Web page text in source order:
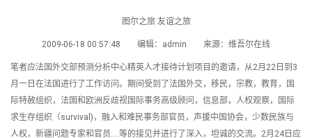
图尔之旅 友谊之旅
2009-06-18 00:57:48 编辑：admin 来源：维吾尔在线
笔者应法国外交部预测分析中心精英人才接待计划项目的邀请，从2月22日到3
月一日在法国进行了工作访问。期间受到了法国外交，移民，宗教，教育，国
际特赦组织，法国和欧洲反歧视国际事务高级顾问，信息部，人权观察，国际
求生存组织（survival)，融入和难民事务部官员，声援中国协会，少数民族与
人权，新疆问题专家和官员….等的接见并进行了深入，坦诚的交流。2月24日应